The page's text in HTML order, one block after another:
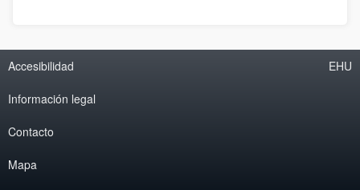
Accesibilidad
Información legal
Contacto
Mapa
EHU